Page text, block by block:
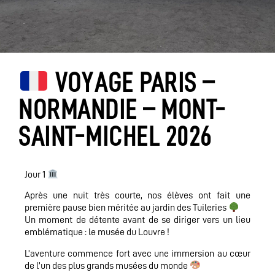
VOYAGE PARIS –
NORMANDIE – MONT-
SAINT-MICHEL 2026
Jour 1
Après une nuit très courte, nos élèves ont fait une
première pause bien méritée au jardin des Tuileries
Un moment de détente avant de se diriger vers un lieu
emblématique : le musée du Louvre !
L’aventure commence fort avec une immersion au cœur
de l’un des plus grands musées du monde